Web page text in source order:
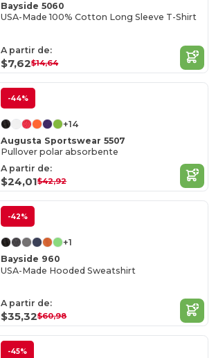
Bayside 5060
USA-Made 100% Cotton Long Sleeve T-Shirt
A partir de:
$7,62$14,64
-44%
+14
Augusta Sportswear 5507
Pullover polar absorbente
A partir de:
$24,01$42,92
-42%
+1
Bayside 960
USA-Made Hooded Sweatshirt
A partir de:
$35,32$60,98
-45%